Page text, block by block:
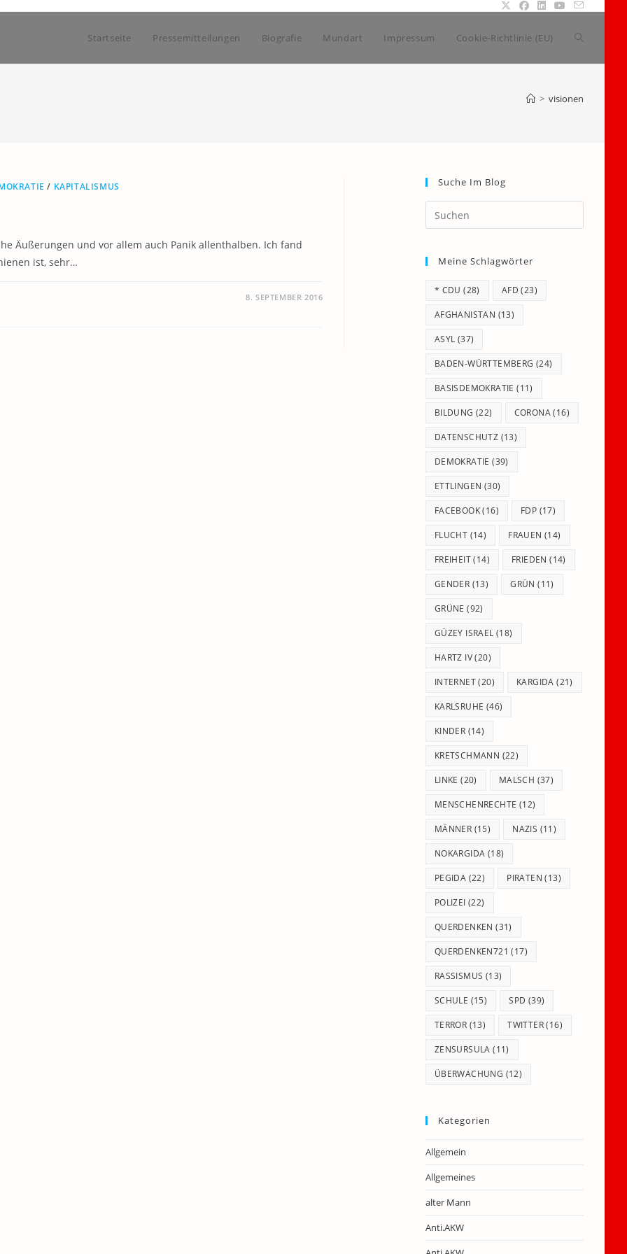
Startseite Pressemitteilungen Biografie Mundart Impressum Cookie-Richtlinie (EU) Website-
> visionen
/ KAPITALISMUS
Äußerungen und vor allem auch Panik allenthalben. Ich fand
ist, sehr…
8. SEPTEMBER 2016
Suche Im Blog
Escape
Meine Schlagwörter
* CDU (28) AFD (23)
AFGHANISTAN (13)
ASYL (37)
BADEN-WÜRTTEMBERG (24)
BASISDEMOKRATIE (11)
BILDUNG (22) CORONA(16)
DATENSCHUTZ (13)
DEMOKRATIE (39)
ETTLINGEN (30)
FACEBOOK(16) FDP (17)
FLUCHT (14) FRAUEN (14)
FREIHEIT(14) FRIEDEN (14)
GENDER (13) GRÜN (11)
GRÜNE (92)
GÜZEY ISRAEL (18)
HARTZ IV(20)
INTERNET(20) KARGIDA (21)
KARLSRUHE (46)
KINDER (14)
KRETSCHMANN (22)
LINKE (20) MALSCH (37)
MENSCHENRECHTE (12)
MÄNNER (15) NAZIS (11)
NOKARGIDA (18)
PEGIDA (22) PIRATEN (13)
POLIZEI (22)
QUERDENKEN (31)
QUERDENKEN721 (17)
RASSISMUS (13)
SCHULE (15) SPD (39)
TERROR (13) TWITTER(16)
ZENSURSULA (11)
ÜBERWACHUNG (12)
Kategorien
Allgemein
Allgemeines
alter Mann
Anti.AKW